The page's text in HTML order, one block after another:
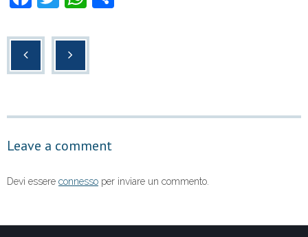
c
k
tt
er
at
Leave a comment
Devi essere connesso per inviare un commento.